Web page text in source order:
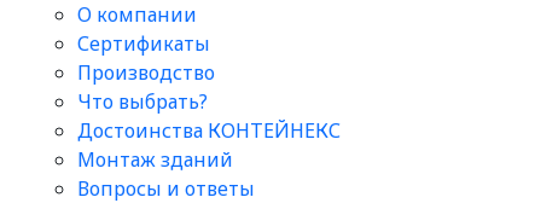
О компании
Сертификаты
Производство
Что выбрать?
Достоинства КОНТЕЙНЕКС
Монтаж зданий
Вопросы и ответы​